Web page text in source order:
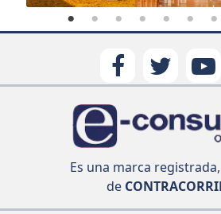
Es una marca
de